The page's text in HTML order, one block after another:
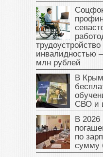
инвалидностью
млн рублей
В
СВО и
В 2026
по
сумму